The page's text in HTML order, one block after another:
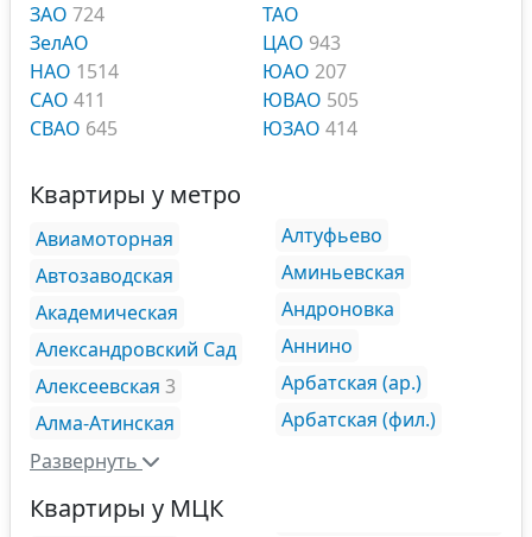
ЗАО 724
ЗелАО
НАО 1514
САО 411
СВАО 645
ТАО
ЦАО 943
ЮАО 207
ЮВАО 505
ЮЗАО 414
Квартиры у метро
Авиамоторная
Автозаводская
Академическая
Александровский Сад
Алексеевская 3
Алма-Атинская
Алтуфьево
Аминьевская
Андроновка
Аннино
Арбатская (ар.)
Арбатская (фил.)
Развернуть
Квартиры у МЦК